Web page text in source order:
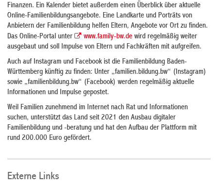
Finanzen. Ein Kalender bietet außerdem einen Überblick über aktuelle
Online-Familienbildungsangebote. Eine Landkarte und Porträts von
Anbietern der Familienbildung helfen Eltern, Angebote vor Ort zu finden.
Das Online-Portal unter
www.family-bw.de wird regelmäßig weiter
ausgebaut und soll Impulse von Eltern und Fachkräften mit aufgreifen.
Auch auf Instagram und Facebook ist die Familienbildung Baden-
Württemberg künftig zu finden: Unter „familien.bildung.bw“ (Instagram)
sowie „familienbildung.bw“ (Facebook) werden regelmäßig aktuelle
Informationen und Impulse gepostet.
Weil Familien zunehmend im Internet nach Rat und Informationen
suchen, unterstützt das Land seit 2021 den Ausbau digitaler
Familienbildung und -beratung und hat den Aufbau der Plattform mit
rund 200.000 Euro gefördert.
Externe Links